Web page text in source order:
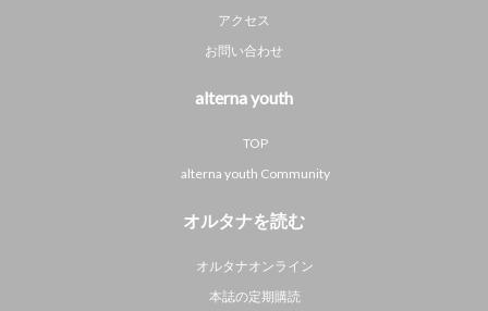
アクセス
お問い合わせ
alterna youth
TOP
alterna youth Community
オルタナを読む
オルタナオンライン
本誌の定期購読